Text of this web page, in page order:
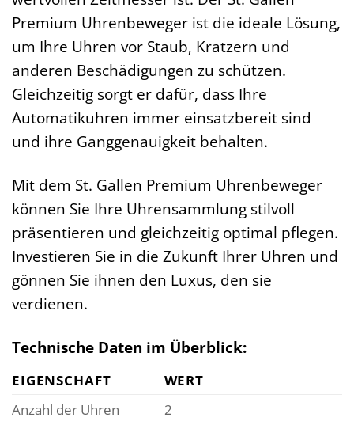
Premium Uhrenbeweger ist die ideale Lösung,
um Ihre Uhren vor Staub, Kratzern und
anderen Beschädigungen zu schützen.
Gleichzeitig sorgt er dafür, dass Ihre
Automatikuhren immer einsatzbereit sind
und ihre Ganggenauigkeit behalten.
Mit dem St. Gallen Premium Uhrenbeweger
können Sie Ihre Uhrensammlung stilvoll
präsentieren und gleichzeitig optimal pflegen.
Investieren Sie in die Zukunft Ihrer Uhren und
gönnen Sie ihnen den Luxus, den sie
verdienen.
Technische Daten im Überblick:
EIGENSCHAFT
WERT
Anzahl der Uhren
2